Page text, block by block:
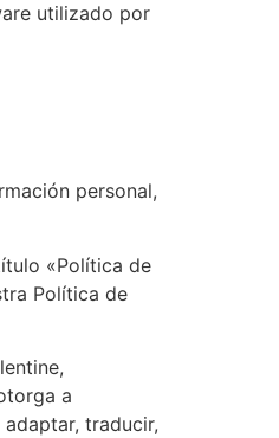
utilizado por
personal,
«Política de
Política de
a
traducir,